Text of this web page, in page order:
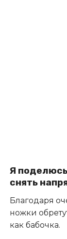
Я
снять
Благодаря
ножки
как бабочка.